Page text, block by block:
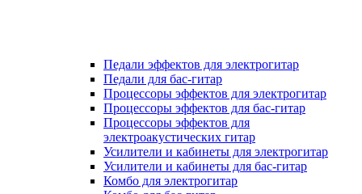
Педали эффектов для электрогитар
Педали для бас-гитар
Процессоры эффектов для электрогитар
Процессоры эффектов для бас-гитар
Процессоры эффектов для
электроакустических гитар
Усилители и кабинеты для электрогитар
Усилители и кабинеты для бас-гитар
Комбо для электрогитар